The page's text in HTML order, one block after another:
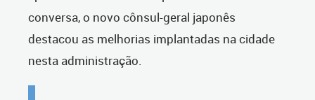
conversa, o novo cônsul-geral japonês
destacou as melhorias implantadas na cidade
nesta administração.